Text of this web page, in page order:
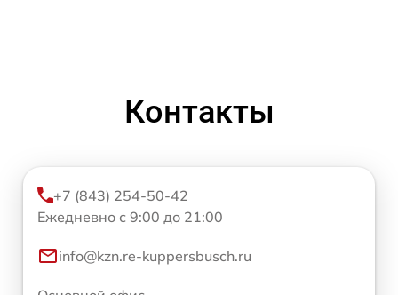
Контакты
+7 (843) 254-50-42
Ежедневно с 9:00 до 21:00
info@kzn.re-kuppersbusch.ru